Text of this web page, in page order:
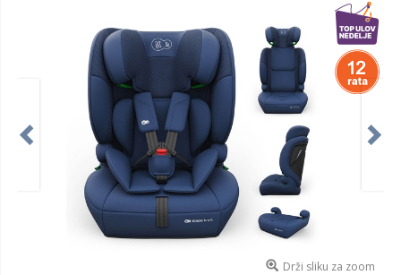
Drži sliku za zoom